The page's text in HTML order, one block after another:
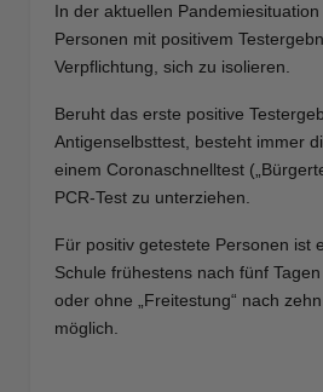
In der aktuellen
Personen mit positivem
Verpflichtung, sich zu isolieren.
Beruht das erste positive
Antigenselbsttest, besteht immer
einem Coronaschnelltest
PCR-Test zu unterziehen.
Für positiv getestete Personen ist
Schule frühestens nach fünf
oder ohne „Freitestung“ nach
möglich.